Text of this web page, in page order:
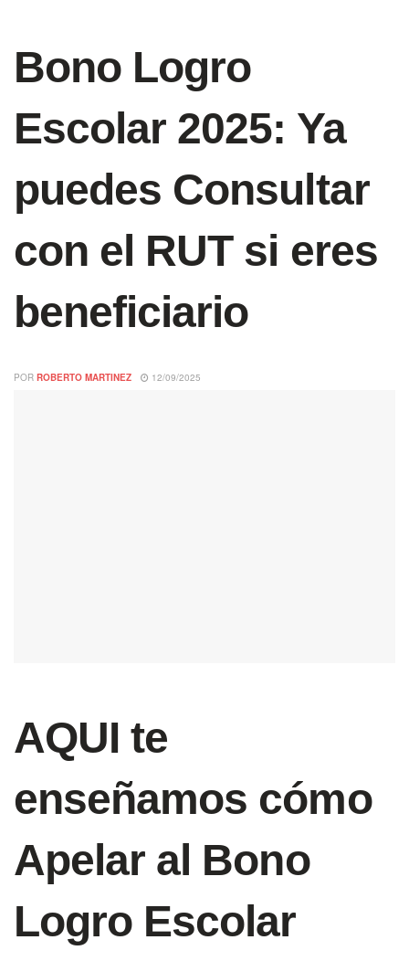
Bono Logro
Escolar 2025: Ya
puedes Consultar
con el RUT si eres
beneficiario
POR ROBERTO MARTINEZ 12/09/2025
AQUI te
enseñamos cómo
Apelar al Bono
Logro Escolar